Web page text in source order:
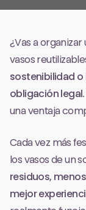
¿Vas a
vasos
sostenibilidad o
obligación legal.
una ventaja
Cada vez más
los vasos de un
residuos,
mejor